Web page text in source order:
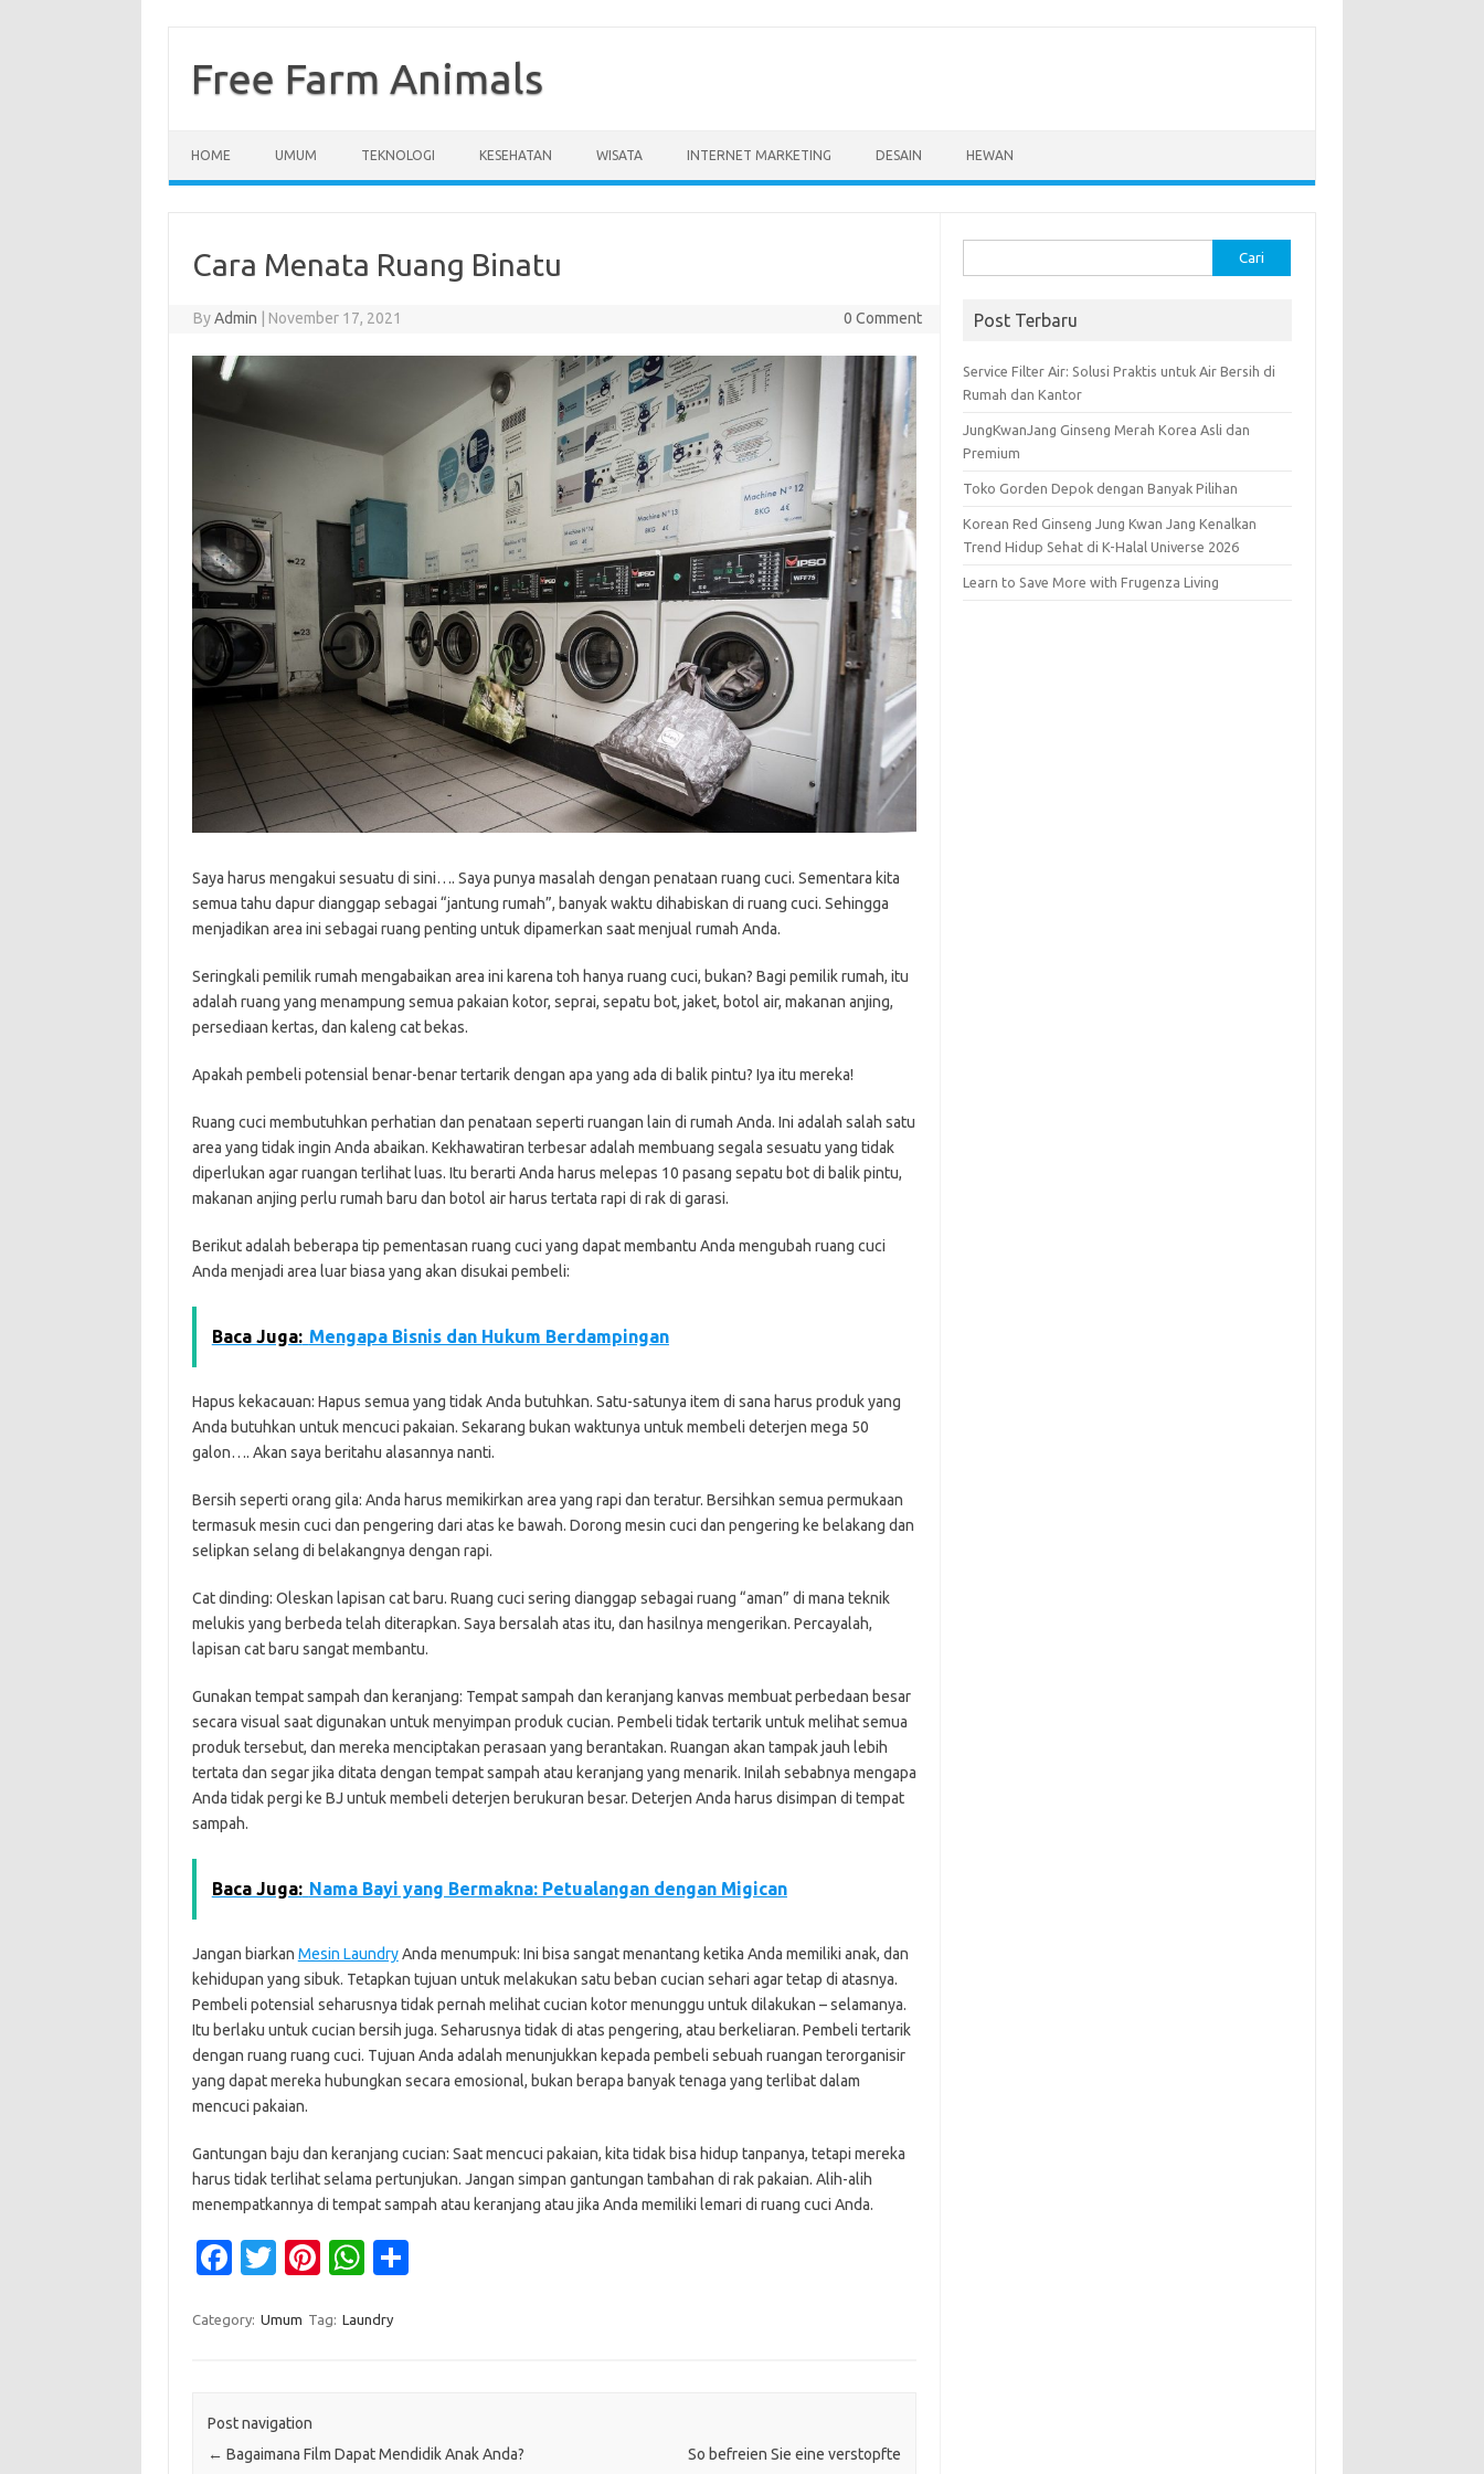
contentFree Farm Animals
HOME UMUM TEKNOLOGI KESEHATAN WISATA INTERNET MARKETING DESAIN HEWAN
Cara Menata Ruang Binatu
ByAdmin November 17, 2021 0 Comment
Saya harus mengakui sesuatu di sini…. Saya punya masalah dengan penataan ruang cuci. Sementara kita
semua tahu dapur dianggap sebagai “jantung rumah”, banyak waktu dihabiskan di ruang cuci. Sehingga
menjadikan area ini sebagai ruang penting untuk dipamerkan saat menjual rumah Anda.
Seringkali pemilik rumah mengabaikan area ini karena toh hanya ruang cuci, bukan? Bagi pemilik rumah, itu
adalah ruang yang menampung semua pakaian kotor, seprai, sepatu bot, jaket, botol air, makanan anjing,
persediaan kertas, dan kaleng cat bekas.
Apakah pembeli potensial benar-benar tertarik dengan apa yang ada di balik pintu? Iya itu mereka!
Ruang cuci membutuhkan perhatian dan penataan seperti ruangan lain di rumah Anda. Ini adalah salah satu
area yang tidak ingin Anda abaikan. Kekhawatiran terbesar adalah membuang segala sesuatu yang tidak
diperlukan agar ruangan terlihat luas. Itu berarti Anda harus melepas 10 pasang sepatu bot di balik pintu,
makanan anjing perlu rumah baru dan botol air harus tertata rapi di rak di garasi.
Berikut adalah beberapa tip pementasan ruang cuci yang dapat membantu Anda mengubah ruang cuci
Anda menjadi area luar biasa yang akan disukai pembeli:
Baca Juga: Mengapa Bisnis dan Hukum Berdampingan
Hapus kekacauan: Hapus semua yang tidak Anda butuhkan. Satu-satunya item di sana harus produk yang
Anda butuhkan untuk mencuci pakaian. Sekarang bukan waktunya untuk membeli deterjen mega 50
galon…. Akan saya beritahu alasannya nanti.
Bersih seperti orang gila: Anda harus memikirkan area yang rapi dan teratur. Bersihkan semua permukaan
termasuk mesin cuci dan pengering dari atas ke bawah. Dorong mesin cuci dan pengering ke belakang dan
selipkan selang di belakangnya dengan rapi.
Cat dinding: Oleskan lapisan cat baru. Ruang cuci sering dianggap sebagai ruang “aman” di mana teknik
melukis yang berbeda telah diterapkan. Saya bersalah atas itu, dan hasilnya mengerikan. Percayalah,
lapisan cat baru sangat membantu.
Gunakan tempat sampah dan keranjang: Tempat sampah dan keranjang kanvas membuat perbedaan besar
secara visual saat digunakan untuk menyimpan produk cucian. Pembeli tidak tertarik untuk melihat semua
produk tersebut, dan mereka menciptakan perasaan yang berantakan. Ruangan akan tampak jauh lebih
tertata dan segar jika ditata dengan tempat sampah atau keranjang yang menarik. Inilah sebabnya mengapa
Anda tidak pergi ke BJ untuk membeli deterjen berukuran besar. Deterjen Anda harus disimpan di tempat
sampah.
Baca Juga: Nama Bayi yang Bermakna: Petualangan dengan Migican
Jangan biarkan Mesin LaundryAnda menumpuk: Ini bisa sangat menantang ketika Anda memiliki anak, dan
kehidupan yang sibuk. Tetapkan tujuan untuk melakukan satu beban cucian sehari agar tetap di atasnya.
Pembeli potensial seharusnya tidak pernah melihat cucian kotor menunggu untuk dilakukan – selamanya.
Itu berlaku untuk cucian bersih juga. Seharusnya tidak di atas pengering, atau berkeliaran. Pembeli tertarik
dengan ruang ruang cuci. Tujuan Anda adalah menunjukkan kepada pembeli sebuah ruangan terorganisir
yang dapat mereka hubungkan secara emosional, bukan berapa banyak tenaga yang terlibat dalam
mencuci pakaian.
Gantungan baju dan keranjang cucian: Saat mencuci pakaian, kita tidak bisa hidup tanpanya, tetapi mereka
harus tidak terlihat selama pertunjukan. Jangan simpan gantungan tambahan di rak pakaian. Alih-alih
menempatkannya di tempat sampah atau keranjang atau jika Anda memiliki lemari di ruang cuci Anda.
Fa
e
o
T
it
Pi
er
W
at
Category: Umum Tag: Laundry
Post navigation
← Bagaimana Film Dapat Mendidik Anak Anda? So befreien Sie eine verstopfte
untuk:
Post Terbaru
Service Filter Air: Solusi Praktis untuk Air Bersih di
Rumah dan Kantor
JungKwanJang Ginseng Merah Korea Asli dan
Premium
Toko Gorden Depok dengan Banyak Pilihan
Korean Red Ginseng Jung Kwan Jang Kenalkan
Trend Hidup Sehat di K-Halal Universe 2026
Learn to Save More with Frugenza Living